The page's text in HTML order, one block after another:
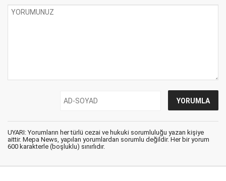
UYARI: Yorumların her türlü cezai ve hukuki sorumluluğu yazan kişiye
aittir. Mepa News, yapılan yorumlardan sorumlu değildir. Her bir yorum
600 karakterle (boşluklu) sınırlıdır.